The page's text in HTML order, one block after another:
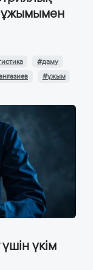
ұжымымен
#даму
#ұжым
үкім